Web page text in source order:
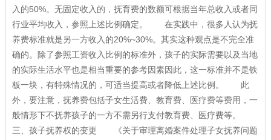
入的50%。无固定收入的，抚育费的数额可根据当年总收入或者同
行业平均收入，参照上述比例确定。 在实践中，很多人认为抚
养费标准就是另一方收入的20%~30%。其实这种观点是不完全准
确的。除了参照工资收入比例的标准外，孩子的实际需要以及当地
的实际生活水平也是相当重要的参考因素因此，这一标准并不是铁
板一块，有特殊情况的，可适当提高或者降低上述比例。 此
外，要注意，抚养费包括子女生活费、教育费、医疗费等费用，一
般情形下不抚养孩子的一方不需另行支付教育费、医疗费等。
三、孩子抚养权的变更 《关于审理离婚案件处理子女抚养问题